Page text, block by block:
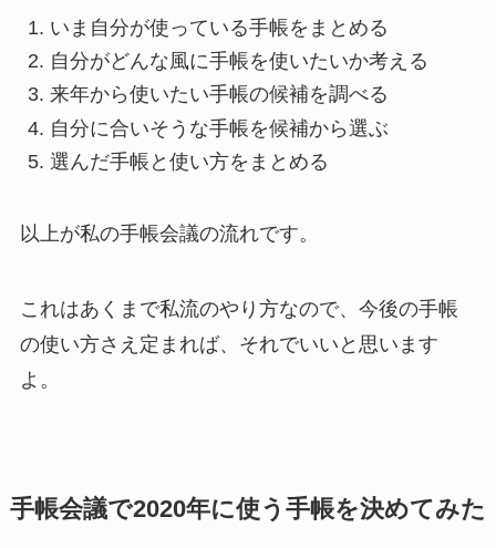
いま自分が使っている手帳をまとめる
自分がどんな風に手帳を使いたいか考える
来年から使いたい手帳の候補を調べる
自分に合いそうな手帳を候補から選ぶ
選んだ手帳と使い方をまとめる
以上が私の手帳会議の流れです。
これはあくまで私流のやり方なので、今後の手帳
の使い方さえ定まれば、それでいいと思います
よ。
手帳会議で2020年に使う手帳を決めてみた